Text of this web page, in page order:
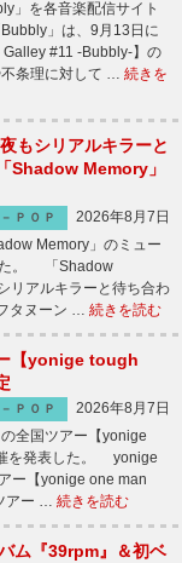
」を各音楽配信サイト
」は、9月13日に
#11 -Bubbly-】の
不条理に対して … 続きを
もシリアルキラーと
Shadow Memory」
－ＰＯＰ
2026年8月7日
Memory」のミュー
た。 「Shadow
リアルキラーと待ち合わ
タヌーン … 続きを読む
【yonige tough
－ＰＯＰ
2026年8月7日
全国ツアー【yonige
を発表した。 yonige
ー【yonige one man
アー … 続きを読む
ム『39rpm』＆初ベ